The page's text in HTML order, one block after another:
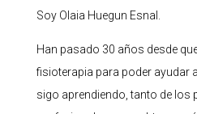
Soy Olaia Huegun Esnal.
Han pasado 30 años desde
fisioterapia para poder ayudar
sigo aprendiendo, tanto de los